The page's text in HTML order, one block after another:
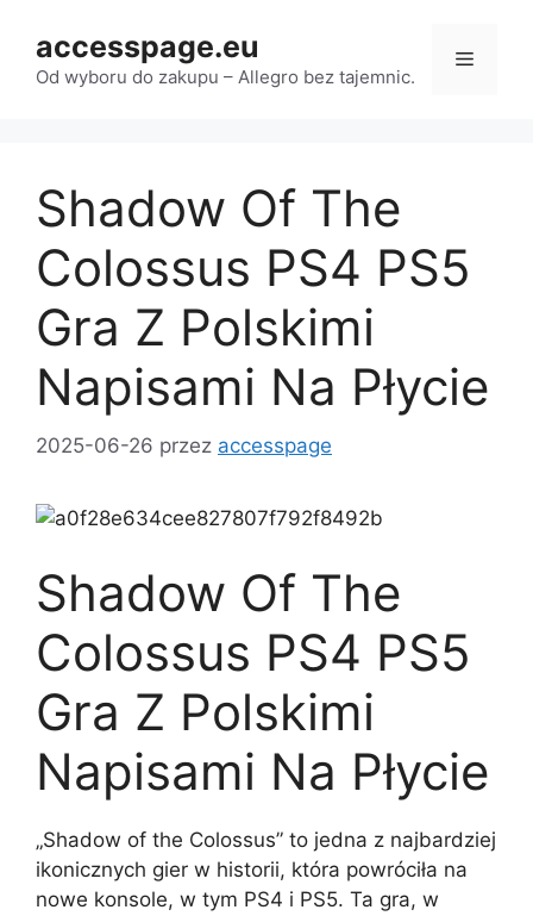
treści
accesspage.eu
Od wyboru do zakupu – Allegro bez tajemnic.
Menu
Shadow Of The
Colossus PS4 PS5
Gra Z Polskimi
Napisami Na Płycie
2025-06-26 przez accesspage
Shadow Of The
Colossus PS4 PS5
Gra Z Polskimi
Napisami Na Płycie
„Shadow of the Colossus” to jedna z najbardziej
ikonicznych gier w historii, która powróciła na
nowe konsole, w tym PS4 i PS5. Ta gra, w